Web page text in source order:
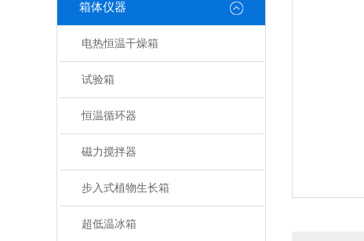
箱体仪器
电热恒温干燥箱
试验箱
恒温循环器
磁力搅拌器
步入式植物生长箱
超低温冰箱